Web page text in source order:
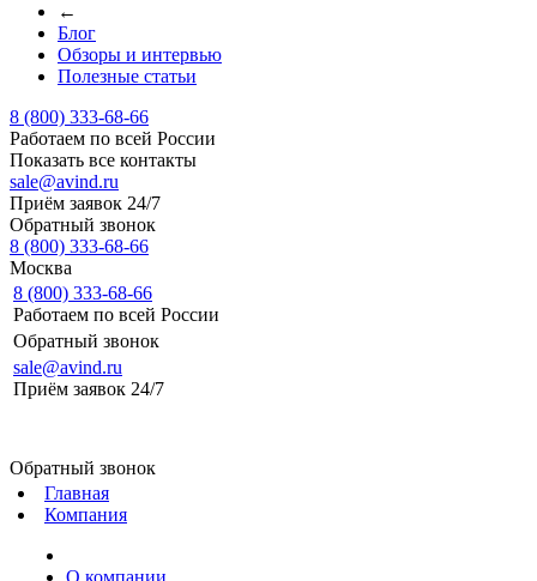
←
Блог
Обзоры и интервью
Полезные статьи
8 (800) 333-68-66
Работаем по всей России
Показать все контакты
sale@avind.ru
Приём заявок 24/7
Обратный звонок
8 (800) 333-68-66
Москва
8 (800) 333-68-66
Работаем по всей России
Обратный звонок
sale@avind.ru
Приём заявок 24/7
Обратный звонок
Главная
Компания
О компании